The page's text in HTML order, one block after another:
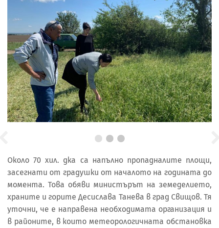
Около 70 хил. дка са напълно пропадналите площи,
засегнати от градушки от началото на годината до
момента. Това обяви министърът на земеделието,
храните и горите Десислава Танева в град Свищов. Тя
уточни, че е направена необходимата организация и
в районите, в които метеорологичната обстановка